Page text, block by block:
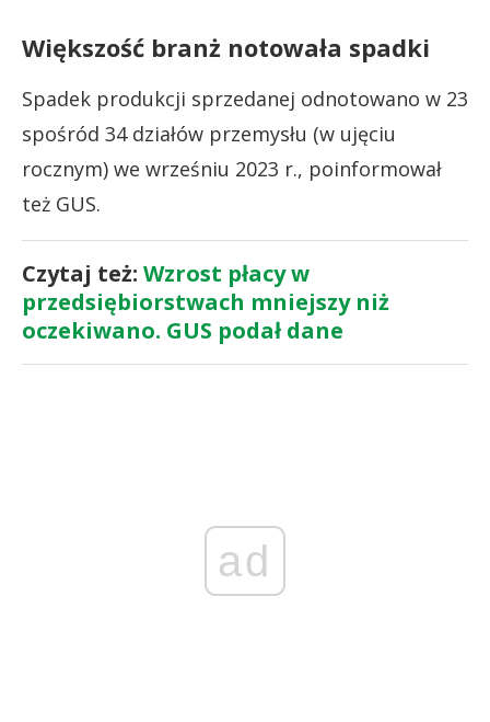
Większość branż notowała spadki
Spadek produkcji sprzedanej odnotowano w 23
spośród 34 działów przemysłu (w ujęciu
rocznym) we wrześniu 2023 r., poinformował
też GUS.
Czytaj też: Wzrost płacy w
przedsiębiorstwach mniejszy niż
oczekiwano. GUS podał dane
ad